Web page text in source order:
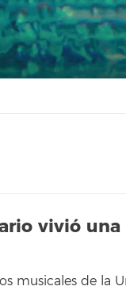
vivió
musicales de la